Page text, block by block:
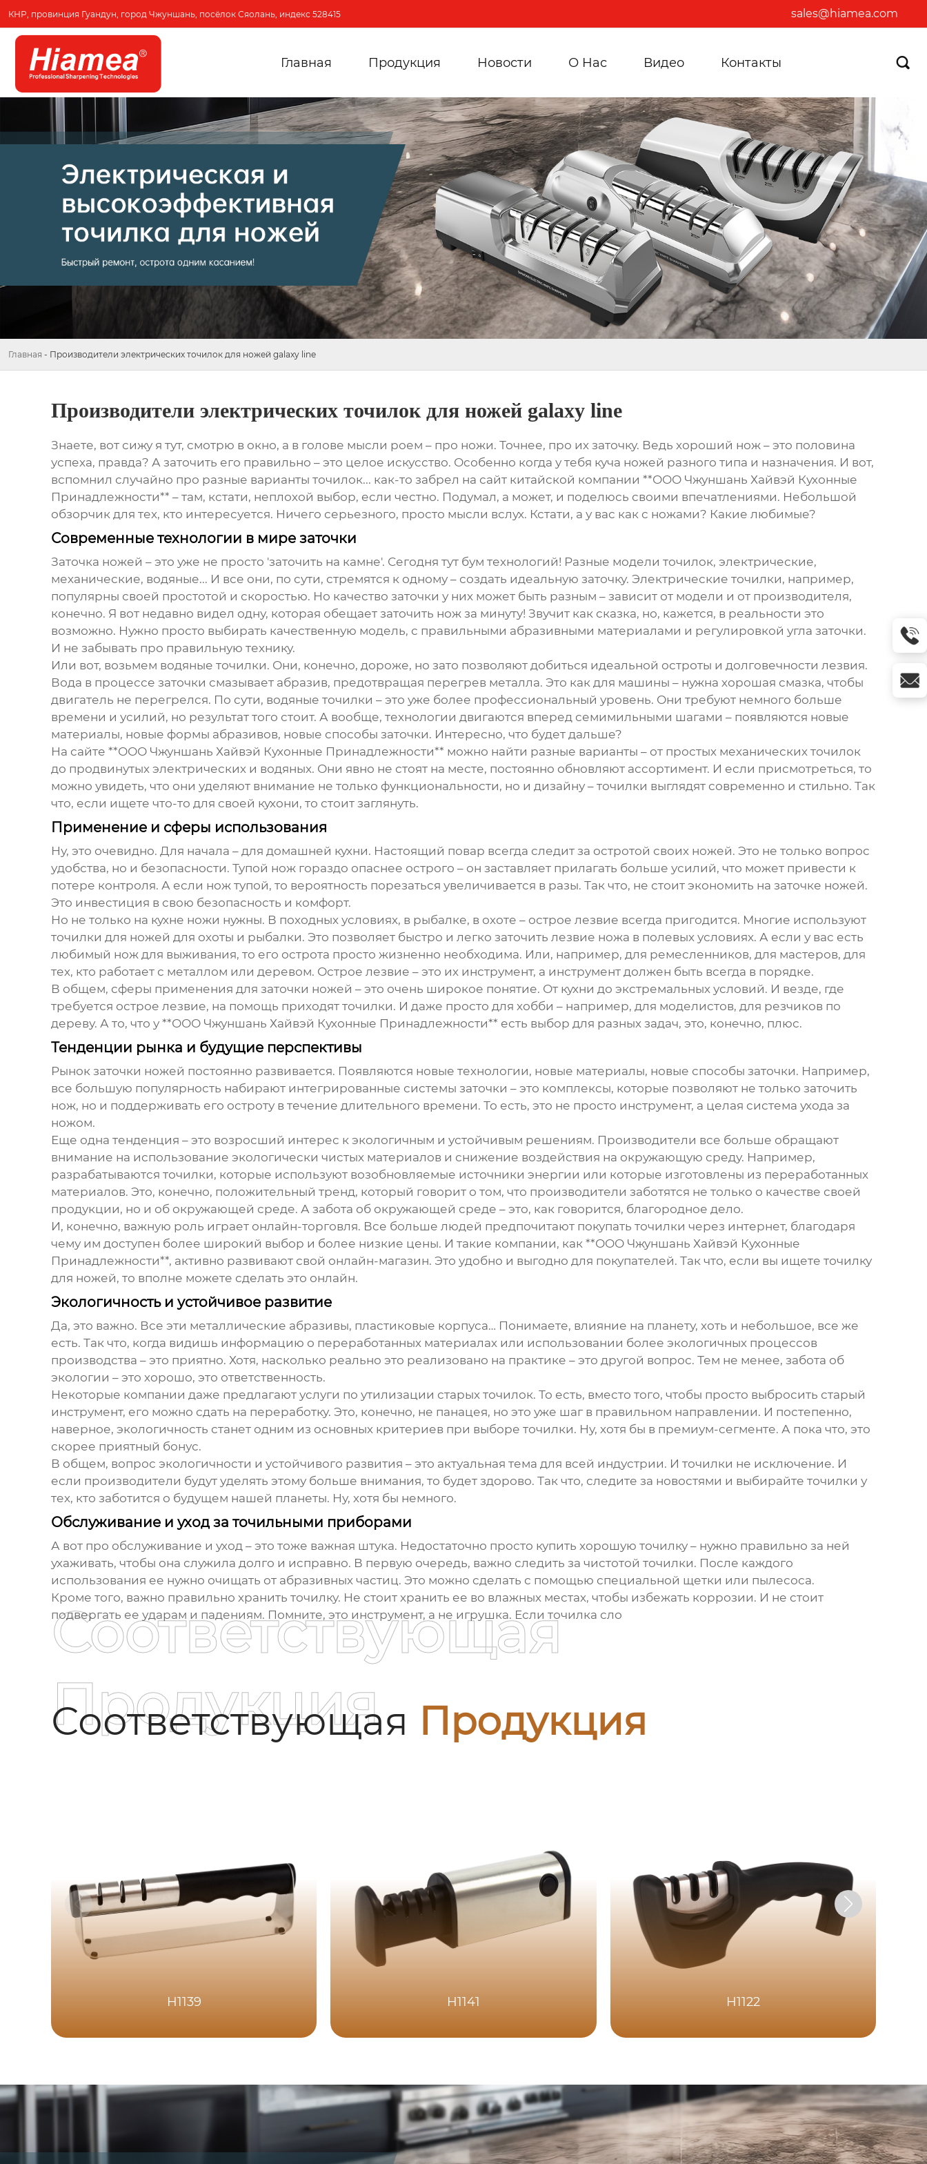
КНР, провинция Гуандун, город Чжуншань, посёлок Сяолань, индекс 528415 sales@hiamea.com
Главная Продукция Новости О Hас Видео Контакты 
Главная - Производители электрических точилок для ножей galaxy line
Производители электрических точилок для ножей galaxy line
Знаете, вот сижу я тут, смотрю в окно, а в голове мысли роем – про ножи. Точнее, про их заточку. Ведь хороший нож – это половина
успеха, правда? А заточить его правильно – это целое искусство. Особенно когда у тебя куча ножей разного типа и назначения. И вот,
вспомнил случайно про разные варианты точилок... как-то забрел на сайт китайской компании **ООО Чжуншань Хайвэй Кухонные
Принадлежности** – там, кстати, неплохой выбор, если честно. Подумал, а может, и поделюсь своими впечатлениями. Небольшой
обзорчик для тех, кто интересуется. Ничего серьезного, просто мысли вслух. Кстати, а у вас как с ножами? Какие любимые?
Современные технологии в мире заточки
Заточка ножей – это уже не просто 'заточить на камне'. Сегодня тут бум технологий! Разные модели точилок, электрические,
механические, водяные... И все они, по сути, стремятся к одному – создать идеальную заточку. Электрические точилки, например,
популярны своей простотой и скоростью. Но качество заточки у них может быть разным – зависит от модели и от производителя,
конечно. Я вот недавно видел одну, которая обещает заточить нож за минуту! Звучит как сказка, но, кажется, в реальности это
возможно. Нужно просто выбирать качественную модель, с правильными абразивными материалами и регулировкой угла заточки.
И не забывать про правильную технику.
Или вот, возьмем водяные точилки. Они, конечно, дороже, но зато позволяют добиться идеальной остроты и долговечности лезвия.
Вода в процессе заточки смазывает абразив, предотвращая перегрев металла. Это как для машины – нужна хорошая смазка, чтобы
двигатель не перегрелся. По сути, водяные точилки – это уже более профессиональный уровень. Они требуют немного больше
времени и усилий, но результат того стоит. А вообще, технологии двигаются вперед семимильными шагами – появляются новые
материалы, новые формы абразивов, новые способы заточки. Интересно, что будет дальше?
На сайте **ООО Чжуншань Хайвэй Кухонные Принадлежности** можно найти разные варианты – от простых механических точилок
до продвинутых электрических и водяных. Они явно не стоят на месте, постоянно обновляют ассортимент. И если присмотреться, то
можно увидеть, что они уделяют внимание не только функциональности, но и дизайну – точилки выглядят современно и стильно. Так
что, если ищете что-то для своей кухони, то стоит заглянуть.
Применение и сферы использования
Ну, это очевидно. Для начала – для домашней кухни. Настоящий повар всегда следит за остротой своих ножей. Это не только вопрос
удобства, но и безопасности. Тупой нож гораздо опаснее острого – он заставляет прилагать больше усилий, что может привести к
потере контроля. А если нож тупой, то вероятность порезаться увеличивается в разы. Так что, не стоит экономить на заточке ножей.
Это инвестиция в свою безопасность и комфорт.
Но не только на кухне ножи нужны. В походных условиях, в рыбалке, в охоте – острое лезвие всегда пригодится. Многие используют
точилки для ножей для охоты и рыбалки. Это позволяет быстро и легко заточить лезвие ножа в полевых условиях. А если у вас есть
любимый нож для выживания, то его острота просто жизненно необходима. Или, например, для ремесленников, для мастеров, для
тех, кто работает с металлом или деревом. Острое лезвие – это их инструмент, а инструмент должен быть всегда в порядке.
В общем, сферы применения для заточки ножей – это очень широкое понятие. От кухни до экстремальных условий. И везде, где
требуется острое лезвие, на помощь приходят точилки. И даже просто для хобби – например, для моделистов, для резчиков по
дереву. А то, что у **ООО Чжуншань Хайвэй Кухонные Принадлежности** есть выбор для разных задач, это, конечно, плюс.
Тенденции рынка и будущие перспективы
Рынок заточки ножей постоянно развивается. Появляются новые технологии, новые материалы, новые способы заточки. Например,
все большую популярность набирают интегрированные системы заточки – это комплексы, которые позволяют не только заточить
нож, но и поддерживать его остроту в течение длительного времени. То есть, это не просто инструмент, а целая система ухода за
ножом.
Еще одна тенденция – это возросший интерес к экологичным и устойчивым решениям. Производители все больше обращают
внимание на использование экологически чистых материалов и снижение воздействия на окружающую среду. Например,
разрабатываются точилки, которые используют возобновляемые источники энергии или которые изготовлены из переработанных
материалов. Это, конечно, положительный тренд, который говорит о том, что производители заботятся не только о качестве своей
продукции, но и об окружающей среде. А забота об окружающей среде – это, как говорится, благородное дело.
И, конечно, важную роль играет онлайн-торговля. Все больше людей предпочитают покупать точилки через интернет, благодаря
чему им доступен более широкий выбор и более низкие цены. И такие компании, как **ООО Чжуншань Хайвэй Кухонные
Принадлежности**, активно развивают свой онлайн-магазин. Это удобно и выгодно для покупателей. Так что, если вы ищете точилку
для ножей, то вполне можете сделать это онлайн.
Экологичность и устойчивое развитие
Да, это важно. Все эти металлические абразивы, пластиковые корпуса… Понимаете, влияние на планету, хоть и небольшое, все же
есть. Так что, когда видишь информацию о переработанных материалах или использовании более экологичных процессов
производства – это приятно. Хотя, насколько реально это реализовано на практике – это другой вопрос. Тем не менее, забота об
экологии – это хорошо, это ответственность.
Некоторые компании даже предлагают услуги по утилизации старых точилок. То есть, вместо того, чтобы просто выбросить старый
инструмент, его можно сдать на переработку. Это, конечно, не панацея, но это уже шаг в правильном направлении. И постепенно,
наверное, экологичность станет одним из основных критериев при выборе точилки. Ну, хотя бы в премиум-сегменте. А пока что, это
скорее приятный бонус.
В общем, вопрос экологичности и устойчивого развития – это актуальная тема для всей индустрии. И точилки не исключение. И
если производители будут уделять этому больше внимания, то будет здорово. Так что, следите за новостями и выбирайте точилки у
тех, кто заботится о будущем нашей планеты. Ну, хотя бы немного.
Обслуживание и уход за точильными приборами
А вот про обслуживание и уход – это тоже важная штука. Недостаточно просто купить хорошую точилку – нужно правильно за ней
ухаживать, чтобы она служила долго и исправно. В первую очередь, важно следить за чистотой точилки. После каждого
использования ее нужно очищать от абразивных частиц. Это можно сделать с помощью специальной щетки или пылесоса.
Кроме того, важно правильно хранить точилку. Не стоит хранить ее во влажных местах, чтобы избежать коррозии. И не стоит
подвергать ее ударам и падениям. Помните, это инструмент, а не игрушка. Если точилка сло
Соответствующая Продукция
Соответствующая
Продукция
H1139 H1141 H1122